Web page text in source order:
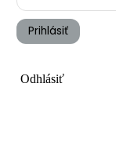
Prihlásiť
Odhlásiť